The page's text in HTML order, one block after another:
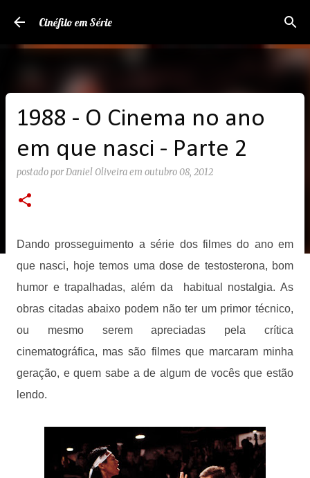
Pular para o conteúdo principal
Cinéfilo em Série
1988 - O Cinema no ano
em que nasci - Parte 2
postado porDaniel Oliveiraem outubro 08, 2012
Dando prosseguimento a série dos filmes do ano em
que nasci, hoje temos uma dose de testosterona, bom
humor e trapalhadas, além da habitual nostalgia. As
obras citadas abaixo podem não ter um primor técnico,
ou mesmo serem apreciadas pela crítica
cinematográfica, mas são filmes que marcaram minha
geração, e quem sabe a de algum de vocês que estão
lendo.